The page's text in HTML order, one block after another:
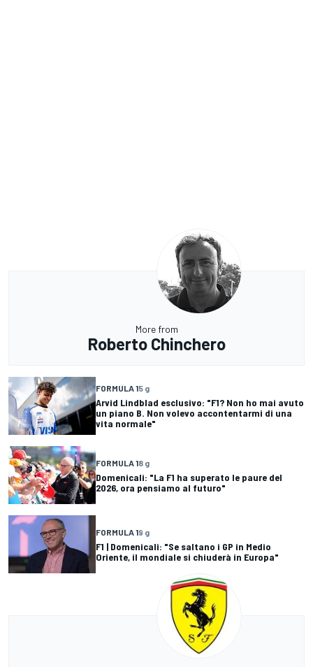
More from
Roberto Chinchero
FORMULA 15 g
Arvid Lindblad esclusivo: "F1? Non ho mai avuto
un piano B. Non volevo accontentarmi di una
vita normale"
FORMULA 18 g
Domenicali: "La F1 ha superato le paure del
2026, ora pensiamo al futuro"
FORMULA 19 g
F1 | Domenicali: "Se saltano i GP in Medio
Oriente, il mondiale si chiuderà in Europa"